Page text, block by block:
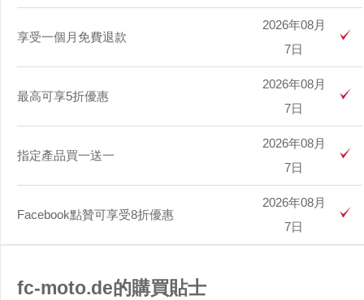
享受一個月免費退款
2026年08月
7日
最高可享5折優惠
2026年08月
7日
指定產品買一送一
2026年08月
7日
Facebook點贊可享受8折優惠
2026年08月
7日
fc-moto.de的購買貼士